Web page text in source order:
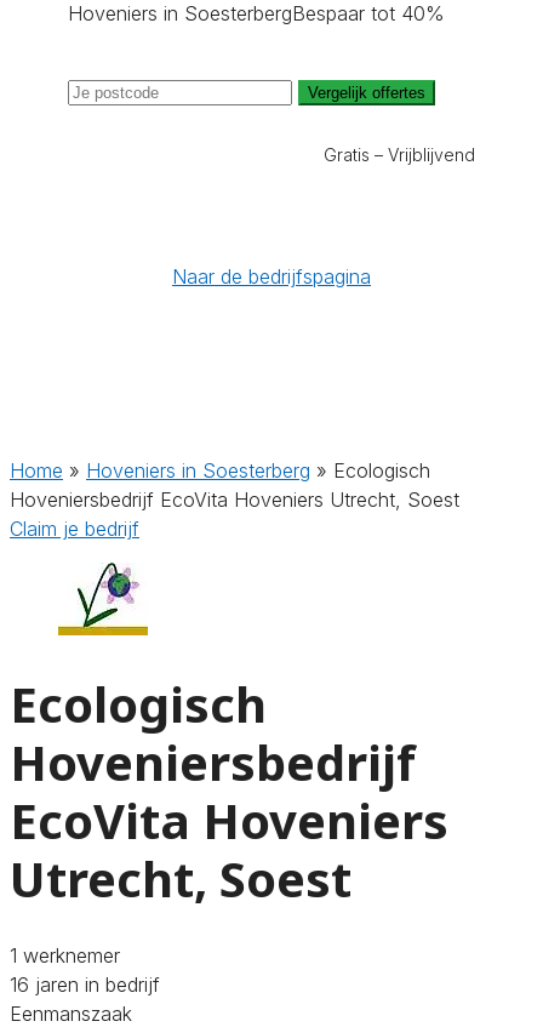
Hoveniers in SoesterbergBespaar tot 40%
Vergelijk offertes
Gratis – Vrijblijvend
Naar de bedrijfspagina
Home » Hoveniers in Soesterberg » Ecologisch
Hoveniersbedrijf EcoVita Hoveniers Utrecht, Soest
Claim je bedrijf
Ecologisch
Hoveniersbedrijf
EcoVita Hoveniers
Utrecht, Soest
1 werknemer
16 jaren in bedrijf
Eenmanszaak